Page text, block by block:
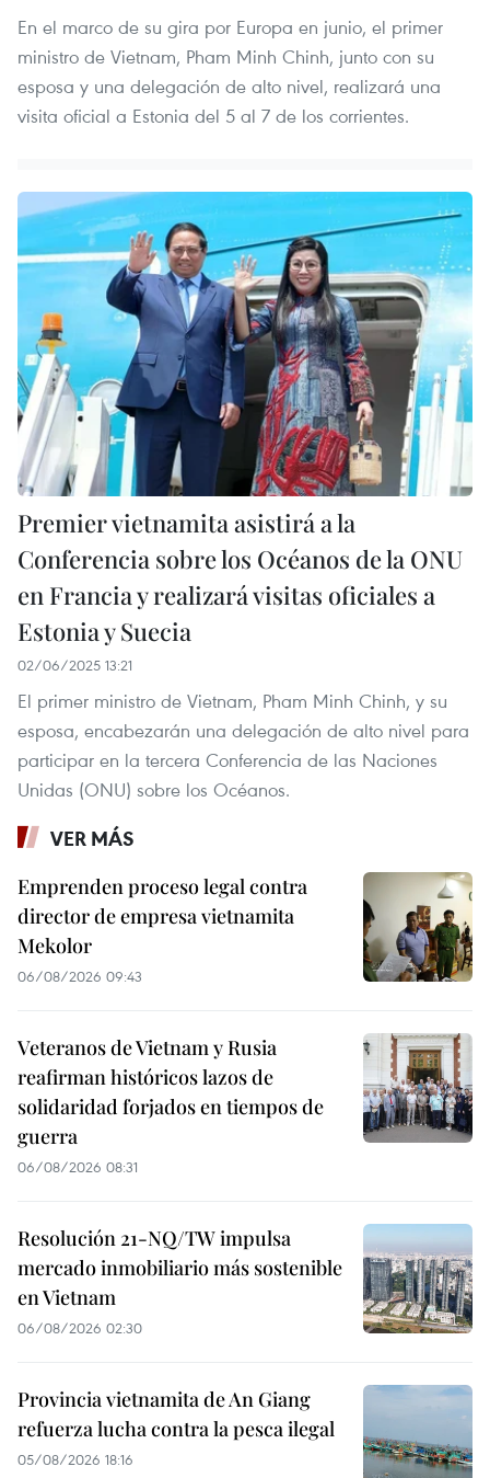
En el marco de su gira por Europa en junio, el primer
ministro de Vietnam, Pham Minh Chinh, junto con su
esposa y una delegación de alto nivel, realizará una
visita oficial a Estonia del 5 al 7 de los corrientes.
Premier vietnamita asistirá a la
Conferencia sobre los Océanos de la ONU
en Francia y realizará visitas oficiales a
Estonia y Suecia
02/06/2025 13:21
El primer ministro de Vietnam, Pham Minh Chinh, y su
esposa, encabezarán una delegación de alto nivel para
participar en la tercera Conferencia de las Naciones
Unidas (ONU) sobre los Océanos.
VER MÁS
Emprenden proceso legal contra
director de empresa vietnamita
Mekolor
06/08/2026 09:43
Veteranos de Vietnam y Rusia
reafirman históricos lazos de
solidaridad forjados en tiempos de
guerra
06/08/2026 08:31
Resolución 21-NQ/TW impulsa
mercado inmobiliario más sostenible
en Vietnam
06/08/2026 02:30
Provincia vietnamita de An Giang
refuerza lucha contra la pesca ilegal
05/08/2026 18:16